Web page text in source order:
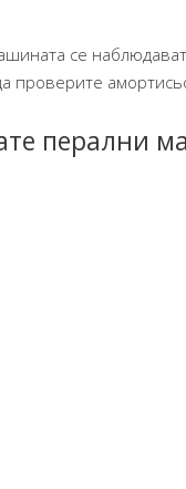
се
проверите
перални